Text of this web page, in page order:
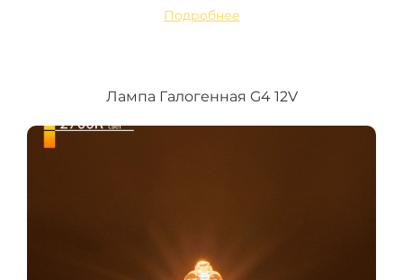
Подробнее
Лампа Галогенная G4 12V